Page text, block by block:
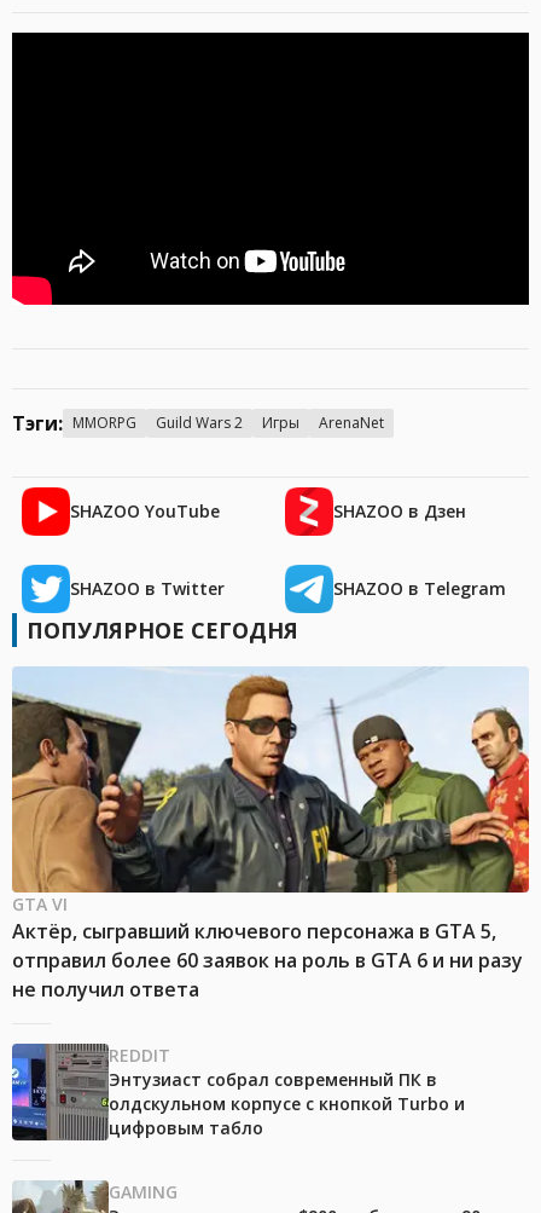
Тэги: MMORPG Guild Wars 2 Игры ArenaNet
SHAZOO YouTube SHAZOO в Дзен
SHAZOO в Twitter SHAZOO в Telegram
ПОПУЛЯРНОЕ СЕГОДНЯ
GTA VI
Актёр, сыгравший ключевого персонажа в GTA 5,
отправил более 60 заявок на роль в GTA 6 и ни разу
не получил ответа
REDDIT
Энтузиаст собрал современный ПК в
олдскульном корпусе с кнопкой Turbo и
цифровым табло
GAMING